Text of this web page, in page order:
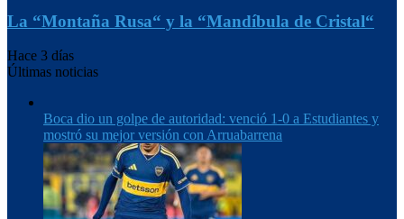
La “Montaña Rusa“ y la “Mandíbula de Cristal“
Hace 3 días
Últimas noticias
Boca dio un golpe de autoridad: venció 1-0 a Estudiantes y
mostró su mejor versión con Arruabarrena